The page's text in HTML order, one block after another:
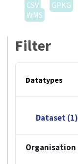
CSV
GPKG
WMS
Filter
Datatypes
Dataset (1)
Organisation